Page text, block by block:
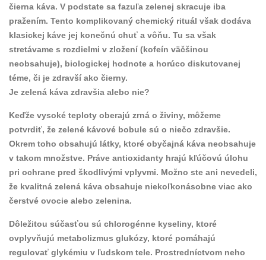
čierna káva. V podstate sa fazuľa zelenej skracuje iba
pražením. Tento komplikovaný chemický rituál však dodáva
klasickej káve jej konečnú chuť a vôňu. Tu sa však
stretávame s rozdielmi v zložení (kofeín väčšinou
neobsahuje), biologickej hodnote a horúco diskutovanej
téme, či je zdravší ako čierny.
Je zelená káva zdravšia alebo nie?
Keďže vysoké teploty oberajú zrná o živiny, môžeme
potvrdiť, že zelené kávové bobule sú o niečo zdravšie.
Okrem toho obsahujú látky, ktoré obyčajná káva neobsahuje
v takom množstve. Práve antioxidanty hrajú kľúčovú úlohu
pri ochrane pred škodlivými vplyvmi. Možno ste ani nevedeli,
že kvalitná zelená káva obsahuje niekoľkonásobne viac ako
čerstvé ovocie alebo zelenina.
Dôležitou súčasťou sú chlorogénne kyseliny, ktoré
ovplyvňujú metabolizmus glukózy, ktoré pomáhajú
regulovať glykémiu v ľudskom tele. Prostredníctvom neho